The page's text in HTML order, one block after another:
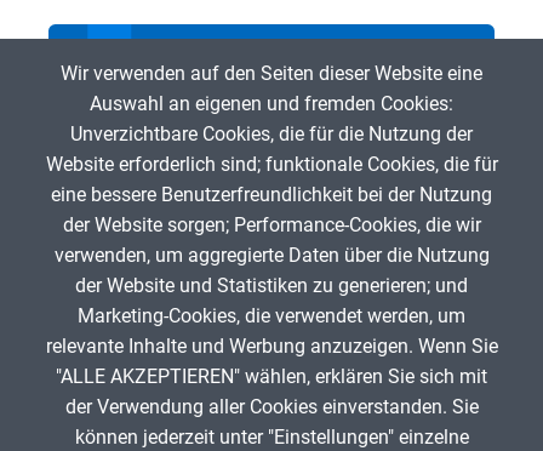
Bei der ZUM mitmachen
Du möchtest freie digitale Lehr- und Lerninhalte
fördern? Dann bist Du herzlich eingeladen, bei der ZUM
mitzumachen!
Mehr erfahren
Wir verwenden auf den Seiten dieser Website eine
Auswahl an eigenen und fremden Cookies:
Unverzichtbare Cookies, die für die Nutzung der
Website erforderlich sind; funktionale Cookies, die für
eine bessere Benutzerfreundlichkeit bei der Nutzung
der Website sorgen; Performance-Cookies, die wir
verwenden, um aggregierte Daten über die Nutzung
der Website und Statistiken zu generieren; und
Marketing-Cookies, die verwendet werden, um
relevante Inhalte und Werbung anzuzeigen. Wenn Sie
"ALLE AKZEPTIEREN" wählen, erklären Sie sich mit
der Verwendung aller Cookies einverstanden. Sie
können jederzeit unter "Einstellungen" einzelne